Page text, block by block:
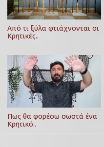
Από τι ξύλα φτιάχνονται οι
Κρητικές..
Πως θα φορέσω σωστά ένα
Κρητικό..